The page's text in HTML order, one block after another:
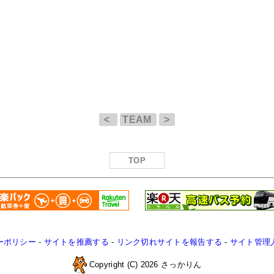
< TEAM >
TOP
ポリシー - サイトを推薦する - リンク切れサイトを報告する - サイト管理
Copyright (C) 2026 さっかりん